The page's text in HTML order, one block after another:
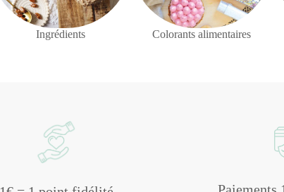
Ingrédients Colorants alimentaires